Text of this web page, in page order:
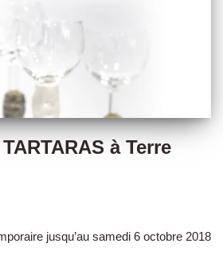
à Terre
jusqu’au samedi 6 octobre 2018